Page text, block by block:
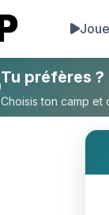
Tu préfères
Tu préfères ?
Choisis ton camp